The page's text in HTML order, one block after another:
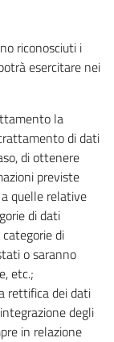
riconosciuti i
esercitare nei
la
di dati
di ottenere
previste
quelle relative
di dati
di
o saranno
etc.;
rettifica dei dati
degli
in relazione